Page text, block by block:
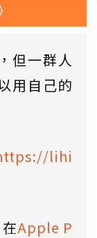
但一群人
用自己的
lihi
Apple P